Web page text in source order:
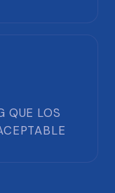
QUE LOS